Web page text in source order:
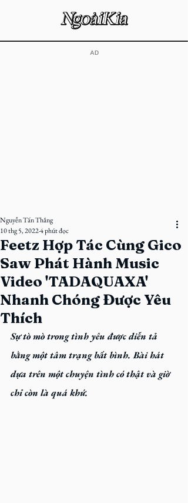
​AD
Feetz Hợp Tác Cùng Gico
Saw Phát Hành Music
Video 'TADAQUAXA'
Nhanh Chóng Được Yêu
Thích
Nguyễn Tấn Thắng
10 thg 5, 20224 phút đọc
Sự tò mò trong tình yêu được diễn tả
bằng một tâm trạng bất bình. Bài hát
dựa trên một chuyện tình có thật và giờ
chỉ còn là quá khứ.